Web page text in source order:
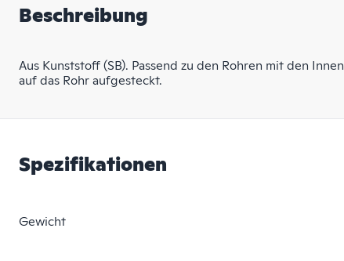
Beschreibung
Aus Kunststoff (SB). Passend zu den Rohren mit den
auf das Rohr aufgesteckt.
Spezifikationen
Gewicht